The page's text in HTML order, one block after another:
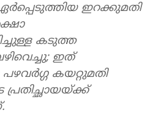
ഇറക്കുമതി
കടുത്ത
ഇത്
കയറ്റുമതി
പ്രതിച്ഛായയ്ക്ക്